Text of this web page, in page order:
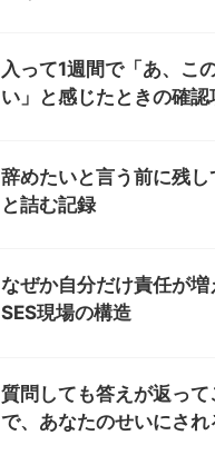
入って1週間で「あ、こ
い」と感じたときの確認
辞めたいと言う前に残
と詰む記録
なぜか自分だけ責任が増
SES現場の構造
質問しても答えが返っ
で、あなたのせいにされ